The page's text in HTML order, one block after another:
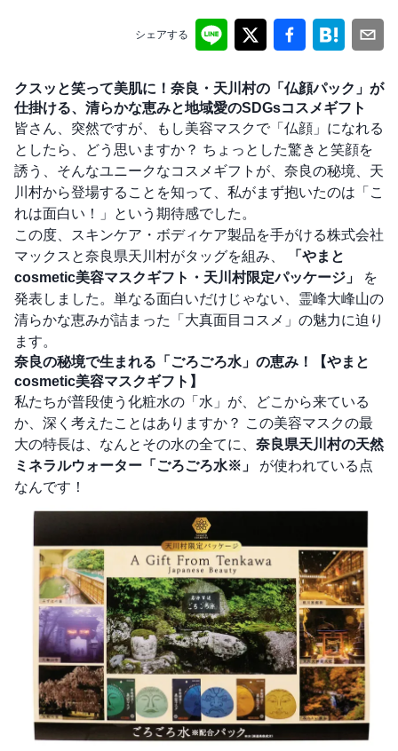
シェアする
クスッと笑って美肌に！奈良・天川村の「仏顔パック」が
仕掛ける、清らかな恵みと地域愛のSDGsコスメギフト
皆さん、突然ですが、もし美容マスクで「仏顔」になれる
としたら、どう思いますか？ ちょっとした驚きと笑顔を
誘う、そんなユニークなコスメギフトが、奈良の秘境、天
川村から登場することを知って、私がまず抱いたのは「こ
れは面白い！」という期待感でした。
この度、スキンケア・ボディケア製品を手がける株式会社
マックスと奈良県天川村がタッグを組み、
「やまと
cosmetic美容マスクギフト・天川村限定パッケージ」
を
発表しました。単なる面白いだけじゃない、霊峰大峰山の
清らかな恵みが詰まった「大真面目コスメ」の魅力に迫り
ます。
奈良の秘境で生まれる「ごろごろ水」の恵み！【やまと
cosmetic美容マスクギフト】
私たちが普段使う化粧水の「水」が、どこから来ている
か、深く考えたことはありますか？ この美容マスクの最
大の特長は、なんとその水の全てに、 奈良県天川村の天然
ミネラルウォーター「ごろごろ水※」
が使われている点
なんです！